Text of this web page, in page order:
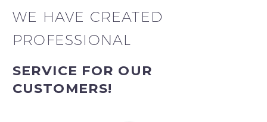
WE HAVE CREATED
PROFESSIONAL
SERVICE FOR OUR
CUSTOMERS!